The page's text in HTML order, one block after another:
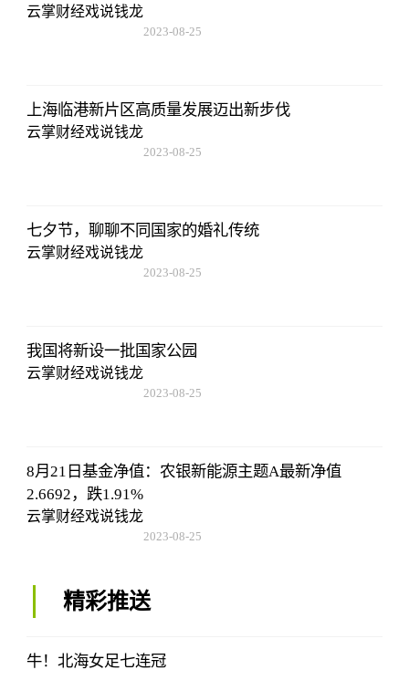
云掌财经戏说钱龙
2023-08-25
上海临港新片区高质量发展迈出新步伐
云掌财经戏说钱龙
2023-08-25
七夕节，聊聊不同国家的婚礼传统
云掌财经戏说钱龙
2023-08-25
我国将新设一批国家公园
云掌财经戏说钱龙
2023-08-25
8月21日基金净值：农银新能源主题A最新净值
2.6692，跌1.91%
云掌财经戏说钱龙
2023-08-25
精彩推送
牛！北海女足七连冠